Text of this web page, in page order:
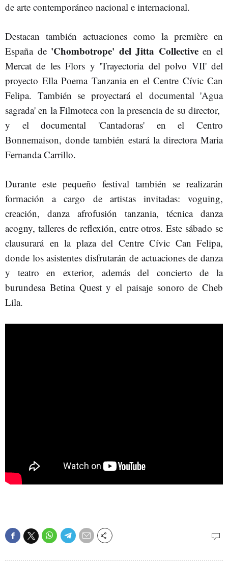
de arte contemporáneo nacional e internacional.
Destacan también actuaciones como la première en
España de'Chombotrope' del Jitta Collectiveen el
Mercat de les Flors y 'Trayectoria del polvo VII' del
proyecto Ella Poema Tanzania en el Centre Cívic Can
Felipa. También se proyectará el documental 'Agua
sagrada' en la Filmoteca con la presencia de su director,
y el documental 'Cantadoras' en el Centro
Bonnemaison, donde también estará la directora Maria
Fernanda Carrillo.
Durante este pequeño festival también se realizarán
formación a cargo de artistas invitadas: voguing,
creación, danza afrofusión tanzania, técnica danza
acogny, talleres de reflexión, entre otros. Este sábado se
clausurará en la plaza del Centre Cívic Can Felipa,
donde los asistentes disfrutarán de actuaciones de danza
y teatro en exterior, además del concierto de la
burundesa Betina Quest y el paisaje sonoro de Cheb
Lila.